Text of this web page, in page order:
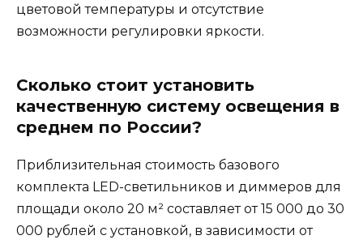
цветовой температуры и отсутствие
возможности регулировки яркости.
Сколько стоит установить
качественную систему освещения в
среднем по России?
Приблизительная стоимость базового
комплекта LED-светильников и диммеров для
площади около 20 м² составляет от 15 000 до 30
000 рублей с установкой, в зависимости от